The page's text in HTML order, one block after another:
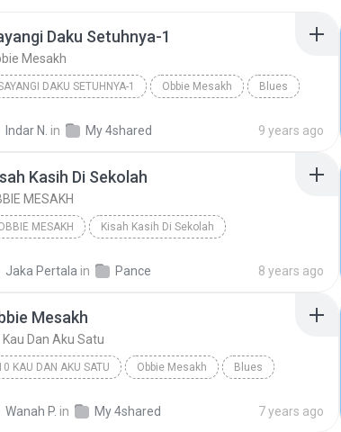
Daku Setuhnya-1
Mesakh
DAKU SETUHNYA-1 Obbie Mesakh Blues
Indar N. in My 4shared 9 years ago
Kasih Di Sekolah
MESAKH
MESAKH Kisah Kasih Di Sekolah
Jaka Pertala in Pance 8 years ago
Mesakh
Kau Dan Aku Satu
KAU DAN AKU SATU Obbie Mesakh Blues
Wanah P. in My 4shared 7 years ago